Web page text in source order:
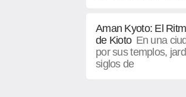
Aman Kyoto: El
de Kioto En una
por sus templos,
siglos de